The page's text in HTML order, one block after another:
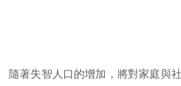
隨著失智人口的增加，將對家庭與